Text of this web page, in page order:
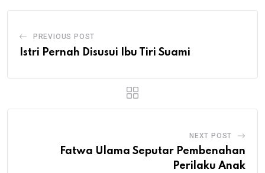
PREVIOUS POST
Istri Pernah Disusui Ibu Tiri Suami
NEXT POST
Fatwa Ulama Seputar Pembenahan
Perilaku Anak